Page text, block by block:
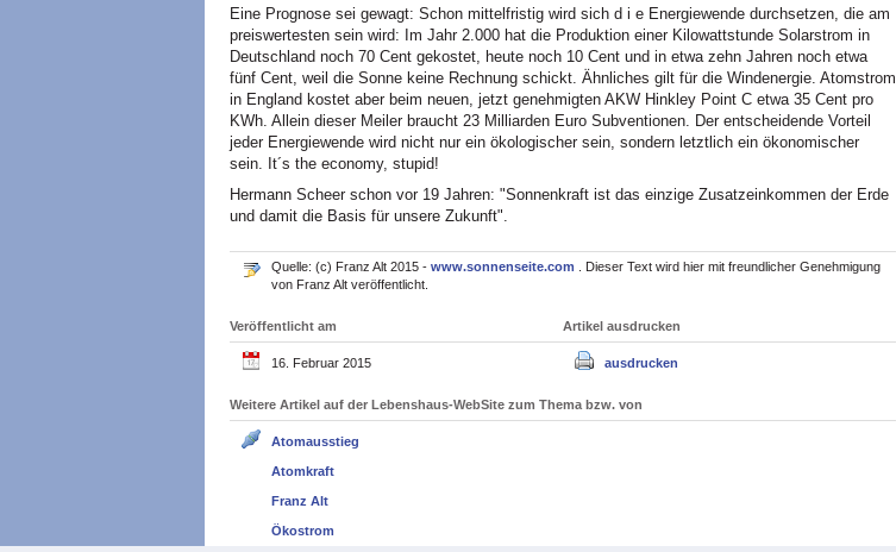
Eine Prognose sei gewagt: Schon mittelfristig wird sich d i e Energiewende durchsetzen, die am
preiswertesten sein wird: Im Jahr 2.000 hat die Produktion einer Kilowattstunde Solarstrom in
Deutschland noch 70 Cent gekostet, heute noch 10 Cent und in etwa zehn Jahren noch etwa
fünf Cent, weil die Sonne keine Rechnung schickt. Ähnliches gilt für die Windenergie. Atomstrom
in England kostet aber beim neuen, jetzt genehmigten AKW Hinkley Point C etwa 35 Cent pro
KWh. Allein dieser Meiler braucht 23 Milliarden Euro Subventionen. Der entscheidende Vorteil
jeder Energiewende wird nicht nur ein ökologischer sein, sondern letztlich ein ökonomischer
sein. It´s the economy, stupid!
Hermann Scheer schon vor 19 Jahren: "Sonnenkraft ist das einzige Zusatzeinkommen der Erde
und damit die Basis für unsere Zukunft".
Quelle: (c) Franz Alt 2015 - www.sonnenseite.com
. Dieser Text wird hier mit freundlicher Genehmigung
von Franz Alt veröffentlicht.
Veröffentlicht am
16. Februar 2015
Artikel ausdrucken
ausdrucken
Weitere Artikel auf der Lebenshaus-WebSite zum Thema bzw. von
Atomausstieg
Atomkraft
Franz Alt
Ökostrom